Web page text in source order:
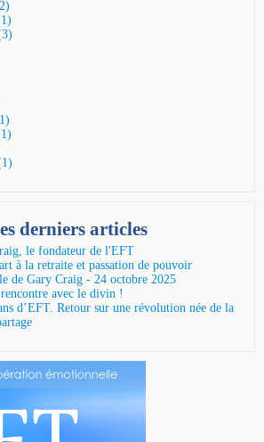
derniers articles
le fondateur de l'EFT
à la retraite et passation de pouvoir
de Gary Craig - 24 octobre 2025
avec le divin !
d’EFT. Retour sur une révolution née de la